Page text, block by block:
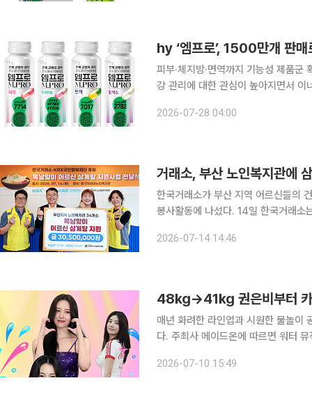
피부·체지방·면역까지 기능성 제품군 확대…시장 공략 확대 비
강 관리에 대한 관심이 높아지면서
능식품업계에 따르면 GLP-1 계열 비
2026-07-28 04:00
한국거래소가 부산 지역 어르신들의
봉사활동에 나섰다. 14일 한국거래소는 부산시노인복지관협회에 후원금 3050만원을 전달했다. 전
이번 후원은 부산 전역의 노인복지관
2026-07-14 14:46
48㎏→41㎏ 권은비부터 카
매년 화려한 라인업과 시원한 물놀이
다. 주최사 메이드온에 따르면 워터 뮤직 페스티벌 ‘워터밤 서울 2026’은 이달 24일부터 26일까
이영지, 키스 오브 라이프(KISS OF
2026-07-10 15:49